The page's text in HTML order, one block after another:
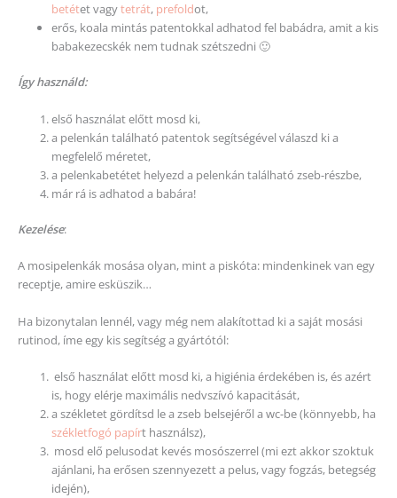
betétet vagytetrát, prefoldot,
erős, koala mintás patentokkal adhatod fel babádra, amit a kis
babakezecskék nem tudnak szétszedni 🙂
Így használd:
első használat előtt mosd ki,
a pelenkán található patentok segítségével válaszd ki a
megfelelő méretet,
a pelenkabetétet helyezd a pelenkán található zseb-részbe,
már rá is adhatod a babára!
Kezelése:
A mosipelenkák mosása olyan, mint a piskóta: mindenkinek van egy
receptje, amire esküszik…
Ha bizonytalan lennél, vagy még nem alakítottad ki a saját mosási
rutinod, íme egy kis segítség a gyártótól:
első használat előtt mosd ki, a higiénia érdekében is, és azért
is, hogy elérje maximális nedvszívó kapacitását,
a székletet gördítsd le a zseb belsejéről a wc-be (könnyebb, ha
székletfogó papírt használsz),
mosd elő pelusodat kevés mosószerrel (mi ezt akkor szoktuk
ajánlani, ha erősen szennyezett a pelus, vagy fogzás, betegség
idején),